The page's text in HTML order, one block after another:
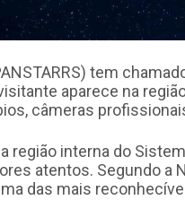
tem
aparece na
câmeras
região interna do
atentos. Segundo a
das mais